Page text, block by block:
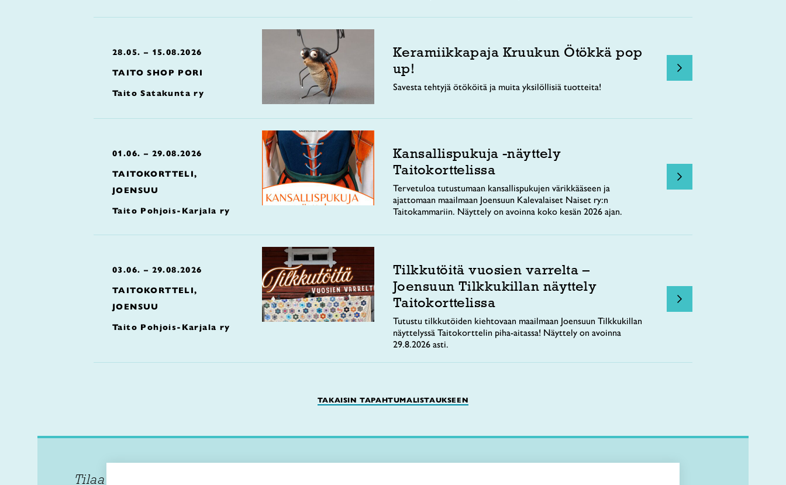
28.05. – 15.08.2026
TAITO SHOP PORI
Taito Satakunta ry
Keramiikkapaja Kruukun Ötökkä pop
up!
Savesta tehtyjä ötököitä ja muita yksilöllisiä tuotteita!
01.06. – 29.08.2026
TAITOKORTTELI,
JOENSUU
Taito Pohjois-Karjala ry
Kansallispukuja -näyttely
Taitokorttelissa
Tervetuloa tutustumaan kansallispukujen värikkääseen ja
ajattomaan maailmaan Joensuun Kalevalaiset Naiset ry:n
Taitokammariin. Näyttely on avoinna koko kesän 2026 ajan.
03.06. – 29.08.2026
TAITOKORTTELI,
JOENSUU
Taito Pohjois-Karjala ry
Tilkkutöitä vuosien varrelta –
Joensuun Tilkkukillan näyttely
Taitokorttelissa
Tutustu tilkkutöiden kiehtovaan maailmaan Joensuun Tilkkukillan
näyttelyssä Taitokorttelin piha-aitassa! Näyttely on avoinna
29.8.2026 asti.
TAKAISIN TAPAHTUMALISTAUKSEEN
Tilaa uutiskirje